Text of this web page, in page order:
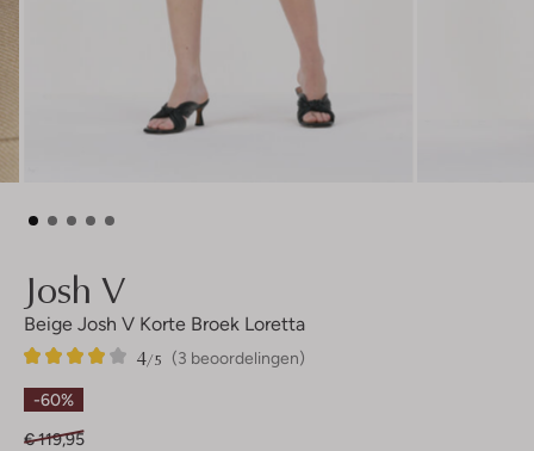
Josh V
Beige Josh V Korte Broek Loretta
(3 beoordelingen)
4/5
3
4
Sterren
-60%
€ 119,95